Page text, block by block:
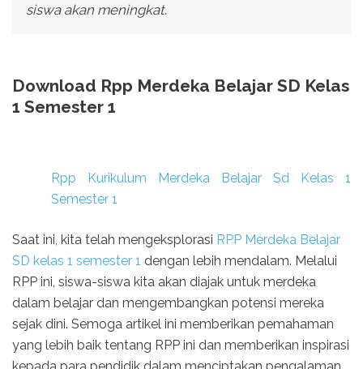
siswa akan meningkat.
Download Rpp Merdeka Belajar SD Kelas
1 Semester 1
Rpp Kurikulum Merdeka Belajar Sd Kelas 1
Semester 1
Saat ini, kita telah mengeksplorasi RPP Merdeka Belajar
SD kelas 1 semester 1 dengan lebih mendalam. Melalui
RPP ini, siswa-siswa kita akan diajak untuk merdeka
dalam belajar dan mengembangkan potensi mereka
sejak dini. Semoga artikel ini memberikan pemahaman
yang lebih baik tentang RPP ini dan memberikan inspirasi